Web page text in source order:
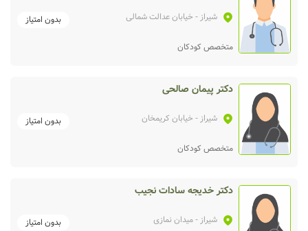
شیراز - خیابان عدالت شمالی بدون امتیاز
متخصص کودکان
دکتر پیمان صالحی
شیراز - خیابان کریمخان بدون امتیاز
متخصص کودکان
دکتر خدیجه سادات نجیب
شیراز - میدان نمازی بدون امتیاز